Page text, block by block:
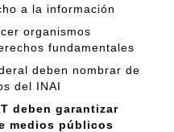
a la información
organismos
fundamentales
deben nombrar de
del INAI
deben garantizar
medios públicos